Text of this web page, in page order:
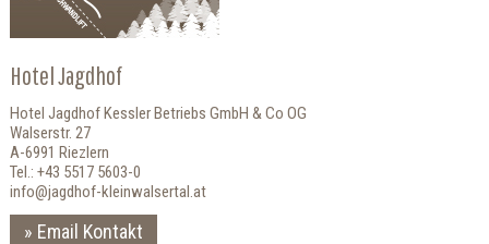
Hotel Jagdhof
Hotel Jagdhof Kessler Betriebs GmbH & Co OG
Walserstr. 27
A-6991 Riezlern
Tel.: +43 5517 5603-0
info@jagdhof-kleinwalsertal.at
Email Kontakt